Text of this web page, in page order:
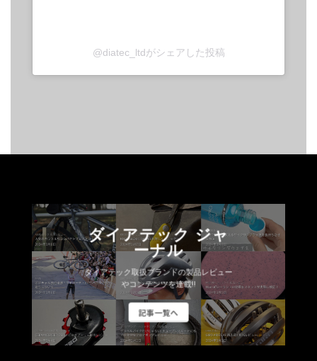
@diatec_ltdがシェアした投稿
ダイアテック ジャ
ーナル
ダイアテック取扱ブランドの製品レビュー
やコンテンツを連載!!
記事一覧へ